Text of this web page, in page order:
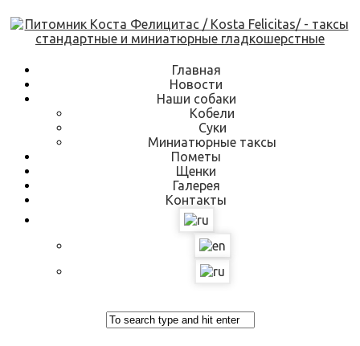
Skip
to
content
Главная
Новости
Наши собаки
Кобели
Суки
Миниатюрные таксы
Пометы
Щенки
Галерея
Контакты